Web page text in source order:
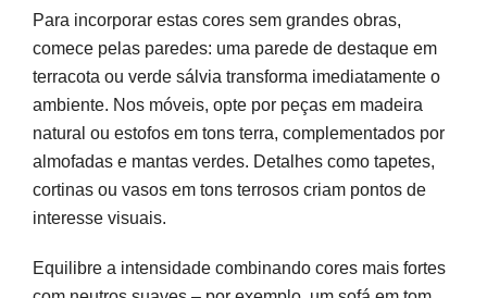
Para incorporar estas cores sem grandes obras,
comece pelas paredes: uma parede de destaque em
terracota ou verde sálvia transforma imediatamente o
ambiente. Nos móveis, opte por peças em madeira
natural ou estofos em tons terra, complementados por
almofadas e mantas verdes. Detalhes como tapetes,
cortinas ou vasos em tons terrosos criam pontos de
interesse visuais.
Equilibre a intensidade combinando cores mais fortes